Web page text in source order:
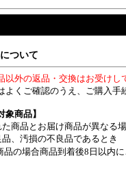
ついて
以外の返品・交換はお受けし
よくご確認のうえ、ご購入手
象商品】
商品とお届け商品が異なる
、汚損の不良品であるとき
の場合商品到着後8日以内に